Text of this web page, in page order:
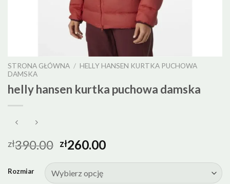
STRONA GŁÓWNA / HELLY HANSEN KURTKA PUCHOWA
DAMSKA
helly hansen kurtka puchowa damska
zł390.00 zł260.00
Rozmiar